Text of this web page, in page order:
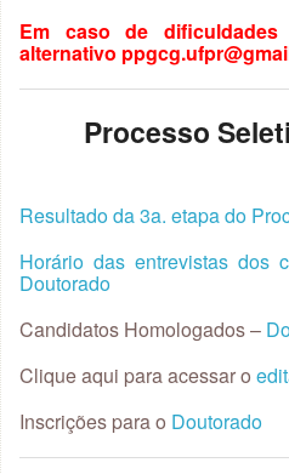
Em caso de
alternativo
Processo
Resultado da 3a. etapa do
Horário das entrevistas dos
Doutorado
Candidatos Homologados –
Clique aqui para acessar o
Inscrições para o Doutorado